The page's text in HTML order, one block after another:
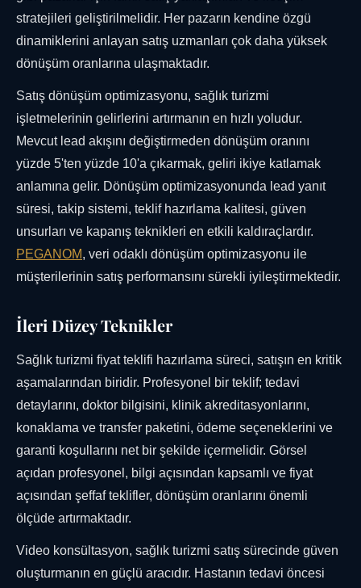
stratejileri geliştirilmelidir. Her pazarın kendine özgü
dinamiklerini anlayan satış uzmanları çok daha yüksek
dönüşüm oranlarına ulaşmaktadır.
Satış dönüşüm optimizasyonu, sağlık turizmi
işletmelerinin gelirlerini artırmanın en hızlı yoludur.
Mevcut lead akışını değiştirmeden dönüşüm oranını
yüzde 5'ten yüzde 10'a çıkarmak, geliri ikiye katlamak
anlamına gelir. Dönüşüm optimizasyonunda lead yanıt
süresi, takip sistemi, teklif hazırlama kalitesi, güven
unsurları ve kapanış teknikleri en etkili kaldıraçlardır.
PEGANOM, veri odaklı dönüşüm optimizasyonu ile
müşterilerinin satış performansını sürekli iyileştirmektedir.
İleri Düzey Teknikler
Sağlık turizmi fiyat teklifi hazırlama süreci, satışın en kritik
aşamalarından biridir. Profesyonel bir teklif; tedavi
detaylarını, doktor bilgisini, klinik akreditasyonlarını,
konaklama ve transfer paketini, ödeme seçeneklerini ve
garanti koşullarını net bir şekilde içermelidir. Görsel
açıdan profesyonel, bilgi açısından kapsamlı ve fiyat
açısından şeffaf teklifler, dönüşüm oranlarını önemli
ölçüde artırmaktadır.
Video konsültasyon, sağlık turizmi satış sürecinde güven
oluşturmanın en güçlü aracıdır. Hastanın tedavi öncesi